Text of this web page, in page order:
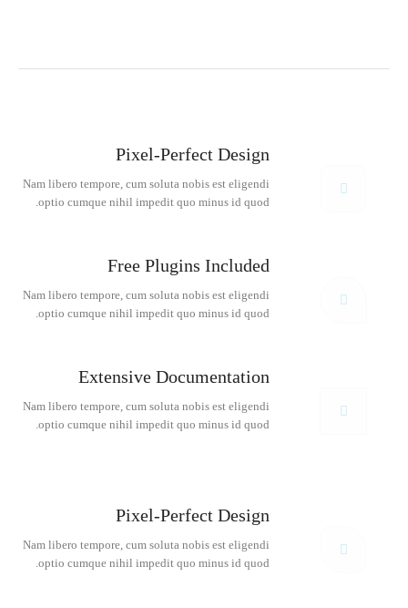
Pixel-Perfect Design
Nam libero tempore, cum soluta nobis est eligendi
optio cumque nihil impedit quo minus id quod.
Free Plugins Included
Nam libero tempore, cum soluta nobis est eligendi
optio cumque nihil impedit quo minus id quod.
Extensive Documentation
Nam libero tempore, cum soluta nobis est eligendi
optio cumque nihil impedit quo minus id quod.
Pixel-Perfect Design
Nam libero tempore, cum soluta nobis est eligendi
optio cumque nihil impedit quo minus id quod.